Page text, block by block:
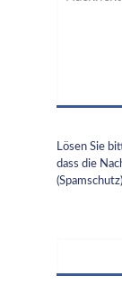
Lösen Sie
dass die